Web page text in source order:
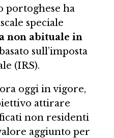
portoghese ha
speciale
non abituale in
sull’imposta
(IRS).
oggi in vigore,
attirare
non residenti
aggiunto per